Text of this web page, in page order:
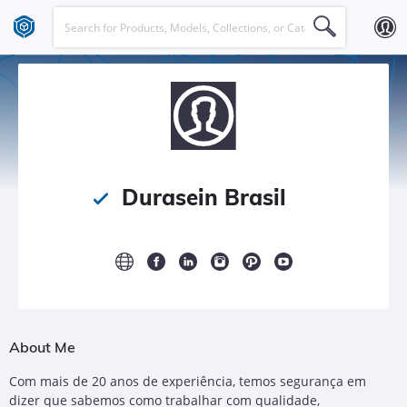
Durasein Brasil
About Me
Com mais de 20 anos de experiência, temos segurança em
dizer que sabemos como trabalhar com qualidade,